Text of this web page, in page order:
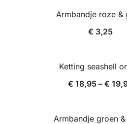
Armbandje roze &
€ 3,25
Ketting seashell
€ 18,95 – €
Armbandje groen